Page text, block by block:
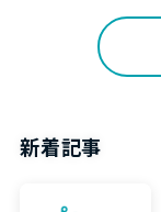
新着記事